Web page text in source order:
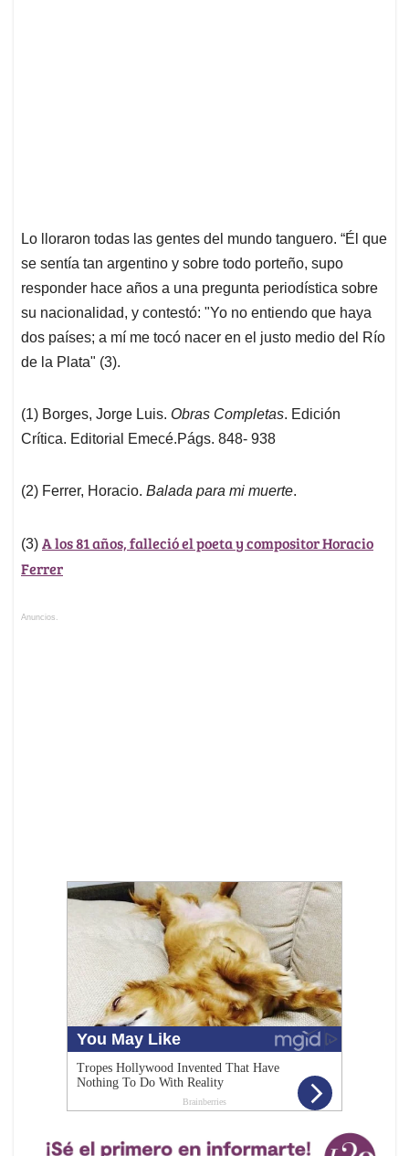
Lo lloraron todas las gentes del mundo tanguero. “Él que
se sentía tan argentino y sobre todo porteño, supo
responder hace años a una pregunta periodística sobre
su nacionalidad, y contestó: "Yo no entiendo que haya
dos países; a mí me tocó nacer en el justo medio del Río
de la Plata" (3).
(1) Borges, Jorge Luis. Obras Completas. Edición
Crítica. Editorial Emecé.Págs. 848- 938
(2) Ferrer, Horacio. Balada para mi muerte.
(3) A los 81 años, falleció el poeta y compositor Horacio
Ferrer
Anuncios.